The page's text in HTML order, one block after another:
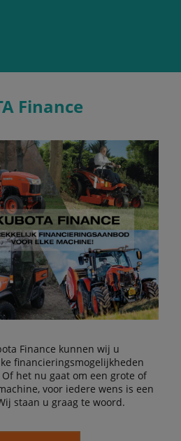
Finance
Finance kunnen wij u
financieringsmogelijkheden
het nu gaat om een grote of
voor iedere wens is een
staan u graag te woord.